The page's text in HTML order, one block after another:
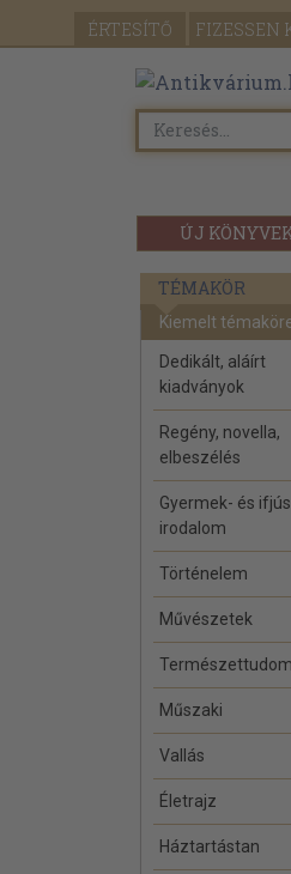
ÉRTESÍTŐ FIZESSEN
ÚJ
TÉMAKÖR
Kiemelt
Dedikált, aláírt
kiadványok
Regény, novella,
elbeszélés
Gyermek- és
irodalom
Történelem
Művészetek
Műszaki
Vallás
Életrajz
Háztartástan